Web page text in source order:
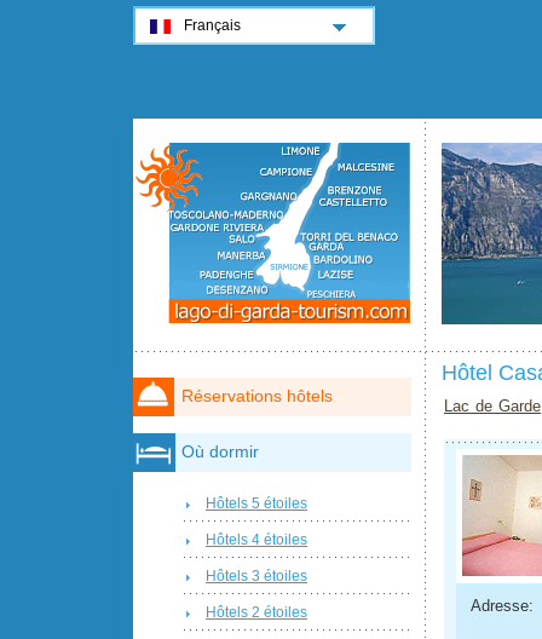
Hôtel
Lac de Garde
Adresse:
Réservations hôtels
Où dormir
Hôtels 5 étoiles
Hôtels 4 étoiles
Hôtels 3 étoiles
Hôtels 2 étoiles
Français